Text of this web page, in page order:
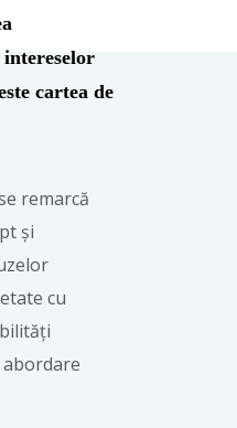
cartea de
remarcă
și
cu
abordare